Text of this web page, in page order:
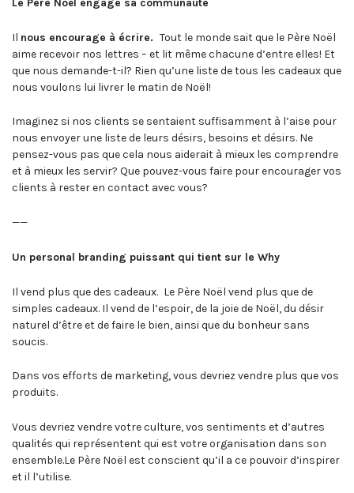
Il nous encourage à écrire. Tout le monde sait que le Père Noël
aime recevoir nos lettres – et lit même chacune d’entre elles! Et
que nous demande-t-il? Rien qu’une liste de tous les cadeaux que
nous voulons lui livrer le matin de Noël!
Imaginez si nos clients se sentaient suffisamment à l’aise pour
nous envoyer une liste de leurs désirs, besoins et désirs. Ne
pensez-vous pas que cela nous aiderait à mieux les comprendre
et à mieux les servir? Que pouvez-vous faire pour encourager vos
clients à rester en contact avec vous?
——
Un personal branding puissant qui tient sur le Why
Il vend plus que des cadeaux. Le Père Noël vend plus que de
simples cadeaux. Il vend de l’espoir, de la joie de Noël, du désir
naturel d’être et de faire le bien, ainsi que du bonheur sans
soucis.
Dans vos efforts de marketing, vous devriez vendre plus que vos
produits.
Vous devriez vendre votre culture, vos sentiments et d’autres
qualités qui représentent qui est votre organisation dans son
ensemble.Le Père Noël est conscient qu’il a ce pouvoir d’inspirer
et il l’utilise.